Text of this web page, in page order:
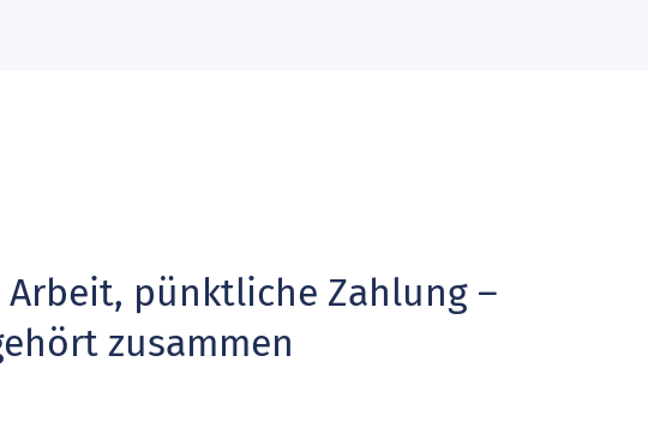
Arbeit, pünktliche Zahlung –
zusammen